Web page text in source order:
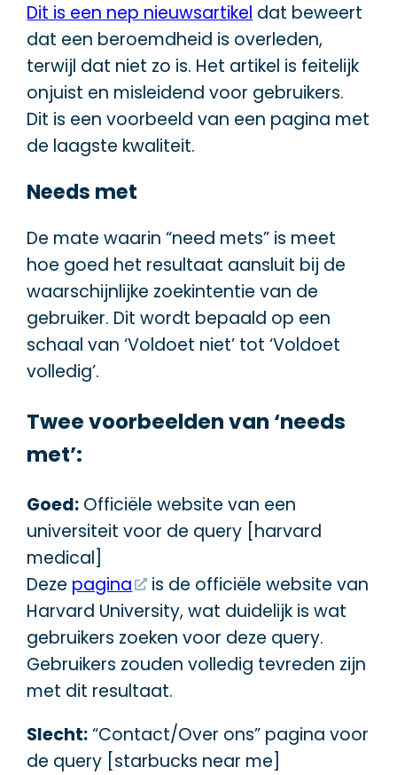
Dit is een nep nieuwsartikel dat beweert
dat een beroemdheid is overleden,
terwijl dat niet zo is. Het artikel is feitelijk
onjuist en misleidend voor gebruikers.
Dit is een voorbeeld van een pagina met
de laagste kwaliteit.
Needs met
De mate waarin “need mets” is meet
hoe goed het resultaat aansluit bij de
waarschijnlijke zoekintentie van de
gebruiker. Dit wordt bepaald op een
schaal van ‘Voldoet niet’ tot ‘Voldoet
volledig’.
Twee voorbeelden van ‘needs
met’:
Goed: Officiële website van een
universiteit voor de query [harvard
medical]
Deze pagina
is de officiële website van
Harvard University, wat duidelijk is wat
gebruikers zoeken voor deze query.
Gebruikers zouden volledig tevreden zijn
met dit resultaat.
Slecht:“Contact/Over ons” pagina voor
de query [starbucks near me]